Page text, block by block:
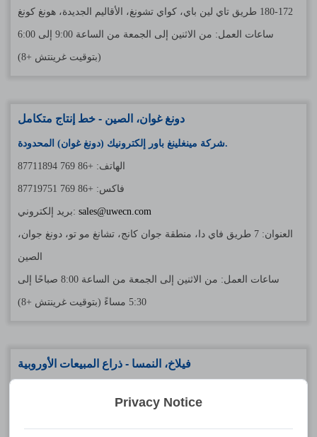
172-180 طريق تاي لين باي، كواي تشونغ، الأقاليم الجديدة، هونغ كونغ
ساعات العمل: من الاثنين إلى الجمعة من الساعة 9:00 إلى 6:00
(بتوقيت غرينتش +8)
دونغ غوان، الصين - خط إنتاج متكامل
شركة مينغلينغ باور إلكترونيك (دونغ غوان) المحدودة.
الهاتف: +86 769 87711894
فاكس: +86 769 87719751
بريد إلكتروني: sales@uwecn.com
العنوان: 7 طريق فاي دا، منطقة جوان كانج، تشانغ مو تو، دونغ جوان،
الصين
ساعات العمل: من الاثنين إلى الجمعة من الساعة 8:00 صباحًا إلى
5:30 مساءً (بتوقيت غرينتش +8)
فيلاخ، النمسا - ذراع المبيعات الأوروبية
Privacy Notice